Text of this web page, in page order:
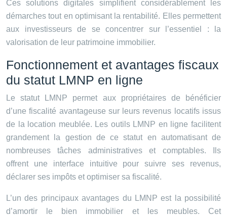
Ces solutions digitales simplifient considérablement les
démarches tout en optimisant la rentabilité. Elles permettent
aux investisseurs de se concentrer sur l’essentiel : la
valorisation de leur patrimoine immobilier.
Fonctionnement et avantages fiscaux
du statut LMNP en ligne
Le statut LMNP permet aux propriétaires de bénéficier
d’une fiscalité avantageuse sur leurs revenus locatifs issus
de la location meublée. Les outils LMNP en ligne facilitent
grandement la gestion de ce statut en automatisant de
nombreuses tâches administratives et comptables. Ils
offrent une interface intuitive pour suivre ses revenus,
déclarer ses impôts et optimiser sa fiscalité.
L’un des principaux avantages du LMNP est la possibilité
d’amortir le bien immobilier et les meubles. Cet